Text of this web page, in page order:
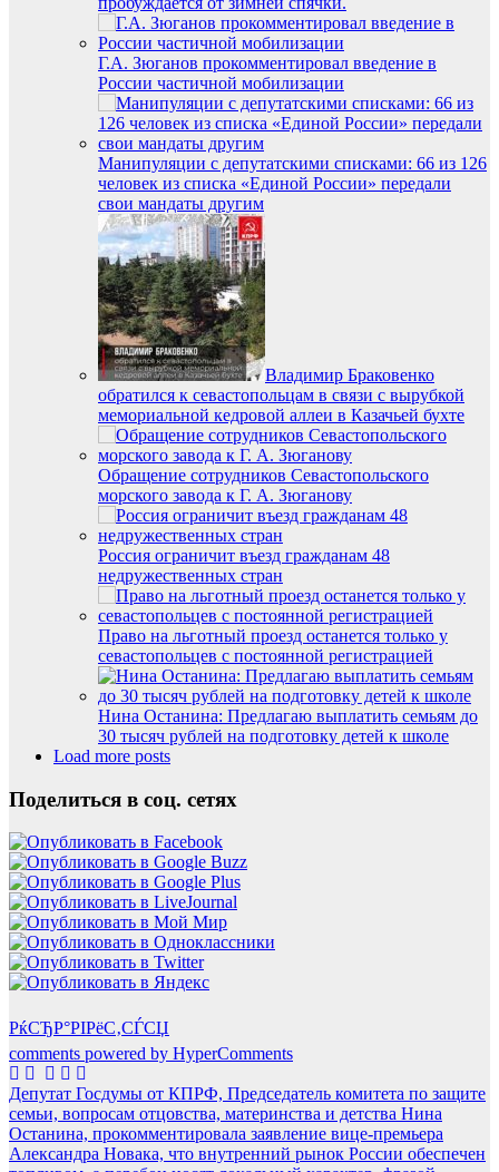
Г.А. Зюганов прокомментировал введение в
России частичной мобилизации
Манипуляции с депутатскими списками: 66 из 126
человек из списка «Единой России» передали
свои мандаты другим
Владимир Браковенко
обратился к севастопольцам в связи с вырубкой
мемориальной кедровой аллеи в Казачьей бухте
Обращение сотрудников Севастопольского
морского завода к Г. А. Зюганову
Россия ограничит въезд гражданам 48
недружественных стран
Право на льготный проезд останется только у
севастопольцев с постоянной регистрацией
Нина Останина: Предлагаю выплатить семьям до
30 тысяч рублей на подготовку детей к школе
Load more posts
Поделиться в соц. сетях
РќСЂР°РІРёС‚СЃСЏ
comments powered by HyperComments
Навигация
по
записям
Депутат Госдумы от КПРФ, Председатель комитета по защите
семьи, вопросам отцовства, материнства и детства Нина
Останина, прокомментировала заявление вице-премьера
Александра Новака, что внутренний рынок России обеспечен